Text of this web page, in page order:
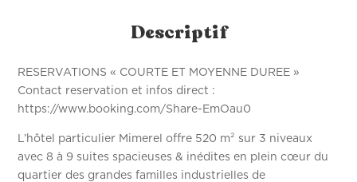
Descriptif
RESERVATIONS « COURTE ET MOYENNE DUREE »
Contact reservation et infos direct :
https://www.booking.com/Share-EmOau0
L’hôtel particulier Mimerel offre 520 m² sur 3 niveaux
avec 8 à 9 suites spacieuses & inédites en plein cœur du
quartier des grandes familles industrielles de